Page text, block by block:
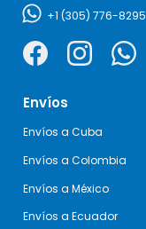
+1 (305) 776-8295
Envíos
Envíos a Cuba
Envíos a Colombia
Envíos a México
Envíos a Ecuador